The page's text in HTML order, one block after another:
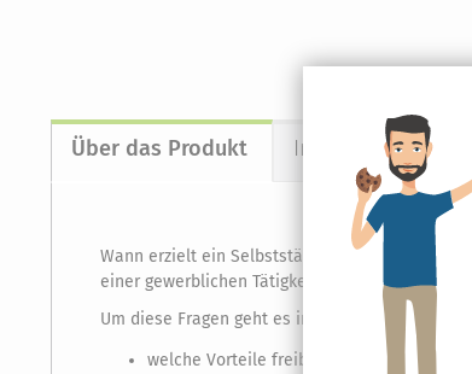
Über das Produkt Inhaltsverzeichnis
Wann erzielt ein Selbstständiger überhaupt
einer gewerblichen Tätigkeit nachgegangen?
Um diese Fragen geht es in unserem
welche Vorteile freiberufliche gegenüber